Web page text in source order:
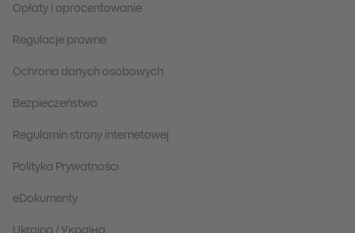
Opłaty i oprocentowanie
Regulacje prawne
Ochrona danych osobowych
Bezpieczeństwo
Regulamin strony internetowej
Polityka Prywatności
eDokumenty